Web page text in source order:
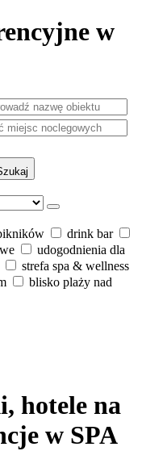
w
drink bar
udogodnienia dla
strefa spa & wellness
blisko plaży nad
hotele na
w SPA